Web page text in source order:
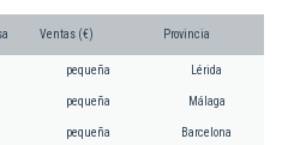
Ventas (€) Provincia
pequeña Lérida
pequeña Málaga
pequeña Barcelona